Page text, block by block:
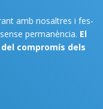
amb nosaltres i fes-
permanència. El
compromís dels